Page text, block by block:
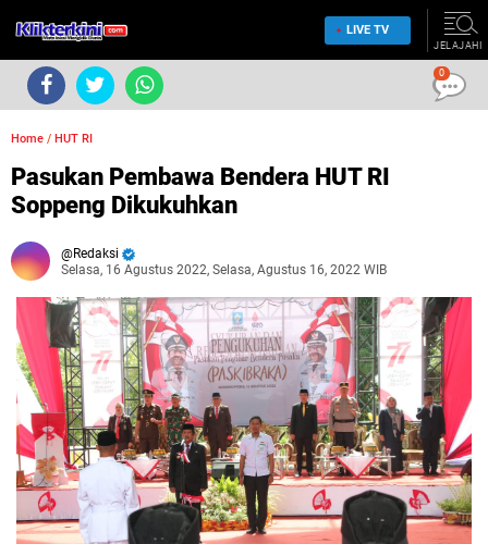
LIVE TV
JELAJAHI
Home / HUT RI
Pasukan Pembawa Bendera HUT RI
Soppeng Dikukuhkan
Redaksi
Selasa, 16 Agustus 2022, Selasa, Agustus 16, 2022 WIB
0